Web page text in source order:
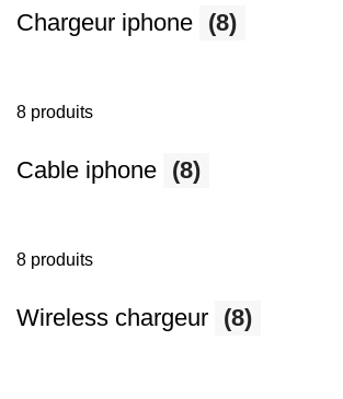
Chargeur iphone (8)
8 produits
Cable iphone (8)
8 produits
Wireless chargeur (8)